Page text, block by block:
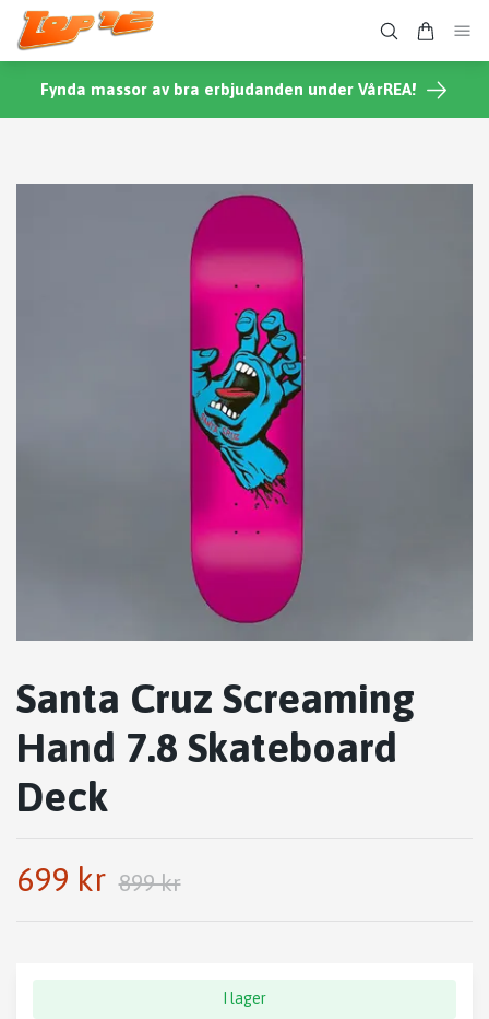
Fynda massor av bra erbjudanden under VårREA!
Santa Cruz Screaming
Hand 7.8 Skateboard
Deck
699 kr 899 kr
I lager